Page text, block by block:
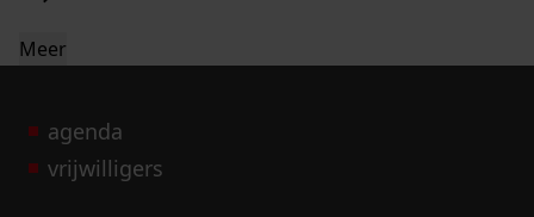
Meer
agenda
vrijwilligers